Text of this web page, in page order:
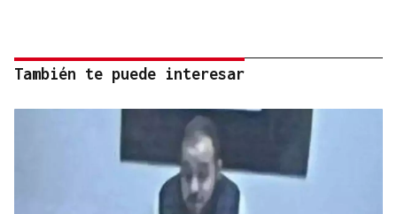
También te puede interesar